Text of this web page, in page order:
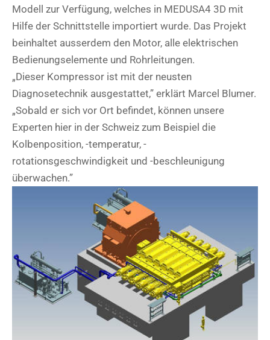
Modell zur Verfügung, welches in MEDUSA4 3D mit
Hilfe der Schnittstelle importiert wurde. Das Projekt
beinhaltet ausserdem den Motor, alle elektrischen
Bedienungselemente und Rohrleitungen.
„Dieser Kompressor ist mit der neusten
Diagnosetechnik ausgestattet,” erklärt Marcel Blumer.
„Sobald er sich vor Ort befindet, können unsere
Experten hier in der Schweiz zum Beispiel die
Kolbenposition, -temperatur, -
rotationsgeschwindigkeit und -beschleunigung
überwachen.”